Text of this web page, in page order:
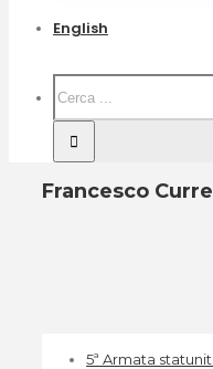
English
Francesco
5ª Armata